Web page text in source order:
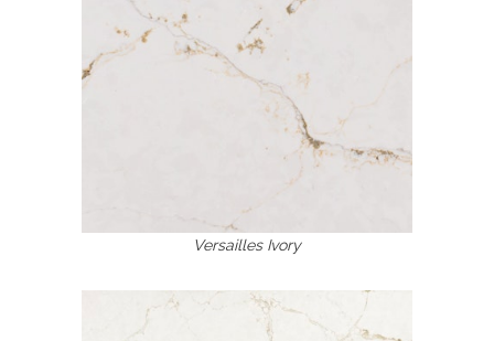
Versailles Ivory